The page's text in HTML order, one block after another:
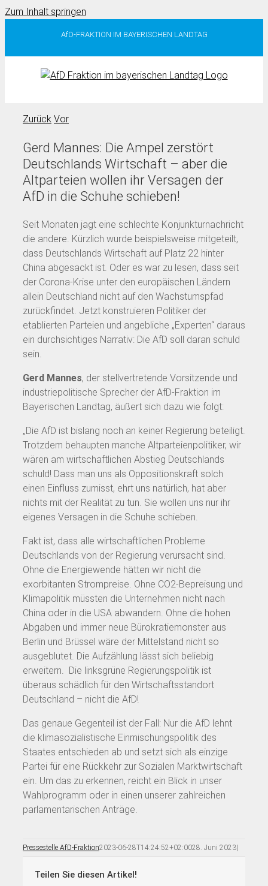
Zum Inhalt springen
AfD-FRAKTION IM BAYERISCHEN LANDTAG
Zurück Vor
Gerd Mannes: Die Ampel zerstört
Deutschlands Wirtschaft – aber die
Altparteien wollen ihr Versagen der
AfD in die Schuhe schieben!
Seit Monaten jagt eine schlechte Konjunkturnachricht
die andere. Kürzlich wurde beispielsweise mitgeteilt,
dass Deutschlands Wirtschaft auf Platz 22 hinter
China abgesackt ist. Oder es war zu lesen, dass seit
der Corona-Krise unter den europäischen Ländern
allein Deutschland nicht auf den Wachstumspfad
zurückfindet. Jetzt konstruieren Politiker der
etablierten Parteien und angebliche „Experten“ daraus
ein durchsichtiges Narrativ: Die AfD soll daran schuld
sein.
Gerd Mannes, der stellvertretende Vorsitzende und
industriepolitische Sprecher der AfD-Fraktion im
Bayerischen Landtag, äußert sich dazu wie folgt:
„Die AfD ist bislang noch an keiner Regierung beteiligt.
Trotzdem behaupten manche Altparteienpolitiker, wir
wären am wirtschaftlichen Abstieg Deutschlands
schuld! Dass man uns als Oppositionskraft solch
einen Einfluss zumisst, ehrt uns natürlich, hat aber
nichts mit der Realität zu tun. Sie wollen uns nur ihr
eigenes Versagen in die Schuhe schieben.
Fakt ist, dass alle wirtschaftlichen Probleme
Deutschlands von der Regierung verursacht sind.
Ohne die Energiewende hätten wir nicht die
exorbitanten Strompreise. Ohne CO2-Bepreisung und
Klimapolitik müssten die Unternehmen nicht nach
China oder in die USA abwandern. Ohne die hohen
Abgaben und immer neue Bürokratiemonster aus
Berlin und Brüssel wäre der Mittelstand nicht so
ausgeblutet. Die Aufzählung lässt sich beliebig
erweitern. Die linksgrüne Regierungspolitik ist
überaus schädlich für den Wirtschaftsstandort
Deutschland – nicht die AfD!
Das genaue Gegenteil ist der Fall: Nur die AfD lehnt
die klimasozialistische Einmischungspolitik des
Staates entschieden ab und setzt sich als einzige
Partei für eine Rückkehr zur Sozialen Marktwirtschaft
ein. Um das zu erkennen, reicht ein Blick in unser
Wahlprogramm oder in einen unserer zahlreichen
parlamentarischen Anträge.
Pressestelle AfD-Fraktion2023-06-28T14:24:52+02:0028. Juni 2023|
Teilen Sie diesen Artikel!